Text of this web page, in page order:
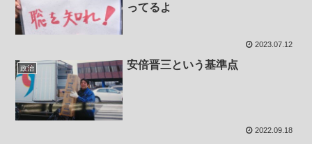
ってるよ
2023.07.12
政治 安倍晋三という基準点
2022.09.18